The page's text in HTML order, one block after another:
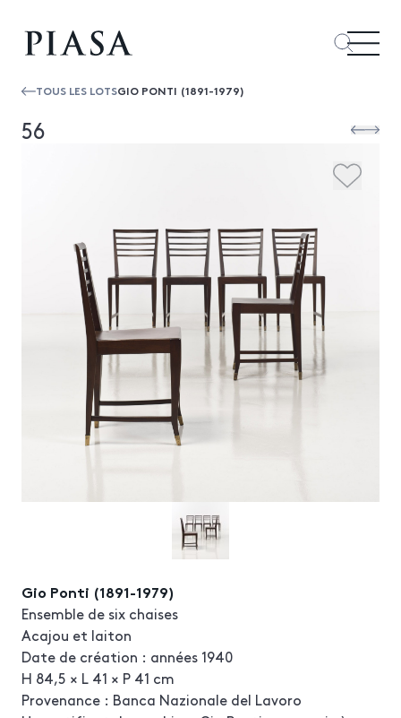
TOUS LES LOTSGIO PONTI (1891-1979)
56
Gio Ponti (1891-1979)
Ensemble de six chaises
Acajou et laiton
Date de création : années 1940
H 84,5 × L 41 × P 41 cm
Provenance : Banca Nazionale del Lavoro